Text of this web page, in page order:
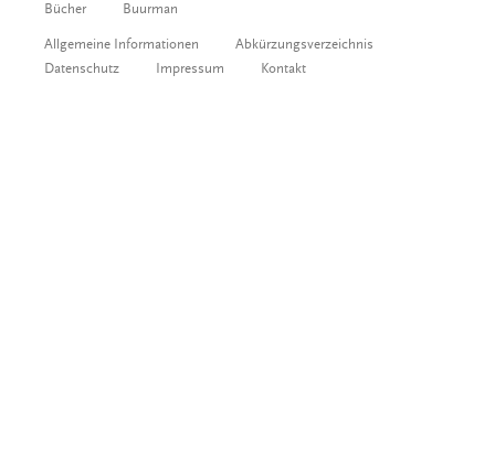
Bücher Buurman
Allgemeine Informationen
Abkürzungsverzeichnis
Datenschutz
Impressum Kontakt